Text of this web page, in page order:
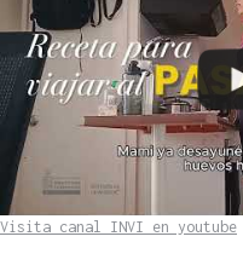
Visita canal INVI en youtube